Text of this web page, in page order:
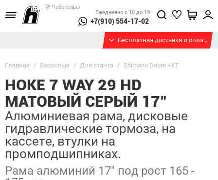
Чебоксары
Ежедневно с 10 до 19
+7(910) 554-17-02
Бесплатная доставка и оплата при получении
Главная / Взрослые / Для станта / Shimano Deore +XT
HOKE 7 WAY 29 HD
МАТОВЫЙ СЕРЫЙ 17"
Алюминиевая рама, дисковые
гидравлические тормоза, на
кассете, втулки на
промподшипниках.
Рама алюминий 17" под рост 165 -